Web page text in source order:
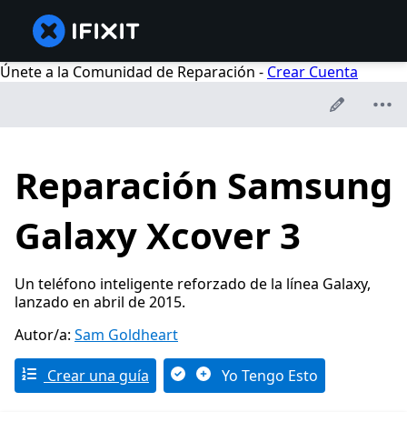
Únete a la Comunidad de Reparación - Crear Cuenta
Reparación Samsung
Galaxy Xcover 3
Un teléfono inteligente reforzado de la línea Galaxy,
lanzado en abril de 2015.
Autor/a: Sam Goldheart
Crear una guía Yo Tengo Esto